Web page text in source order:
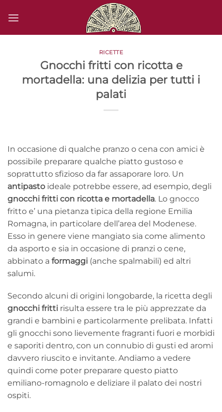
RICETTE
Gnocchi fritti con ricotta e
mortadella: una delizia per tutti i
palati
In occasione di qualche pranzo o cena con amici è
possibile preparare qualche piatto gustoso e
soprattutto sfizioso da far assaporare loro. Un
antipasto ideale potrebbe essere, ad esempio, degli
gnocchi fritti con ricotta e mortadella. Lo gnocco
fritto e’ una pietanza tipica della regione Emilia
Romagna, in particolare dell’area del Modenese.
Esso in genere viene mangiato sia come alimento
da asporto e sia in occasione di pranzi o cene,
abbinato a formaggi (anche spalmabili) ed altri
salumi.
Secondo alcuni di origini longobarde, la ricetta degli
gnocchi fritti risulta essere tra le più apprezzate da
grandi e bambini e particolarmente prelibata. Infatti
gli gnocchi sono lievemente fragranti fuori e morbidi
e saporiti dentro, con un connubio di gusti ed aromi
davvero riuscito e invitante. Andiamo a vedere
quindi come poter preparare questo piatto
emiliano-romagnolo e deliziare il palato dei nostri
ospiti.